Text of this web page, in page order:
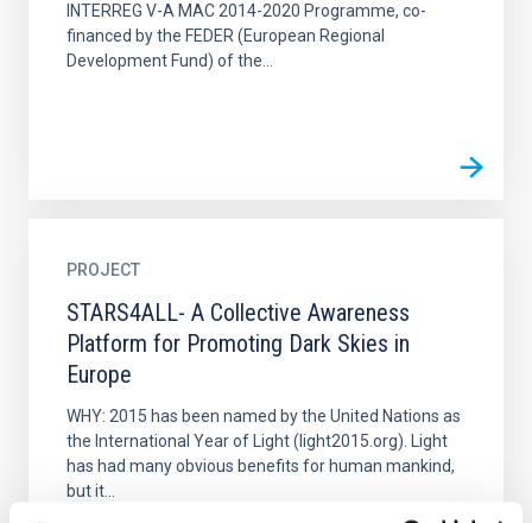
INTERREG V-A MAC 2014-2020 Programme, co-
financed by the FEDER (European Regional
Development Fund) of the...
PROJECT
STARS4ALL- A Collective Awareness
Platform for Promoting Dark Skies in
Europe
WHY: 2015 has been named by the United Nations as
the International Year of Light (light2015.org). Light
has had many obvious benefits for human mankind,
but it...